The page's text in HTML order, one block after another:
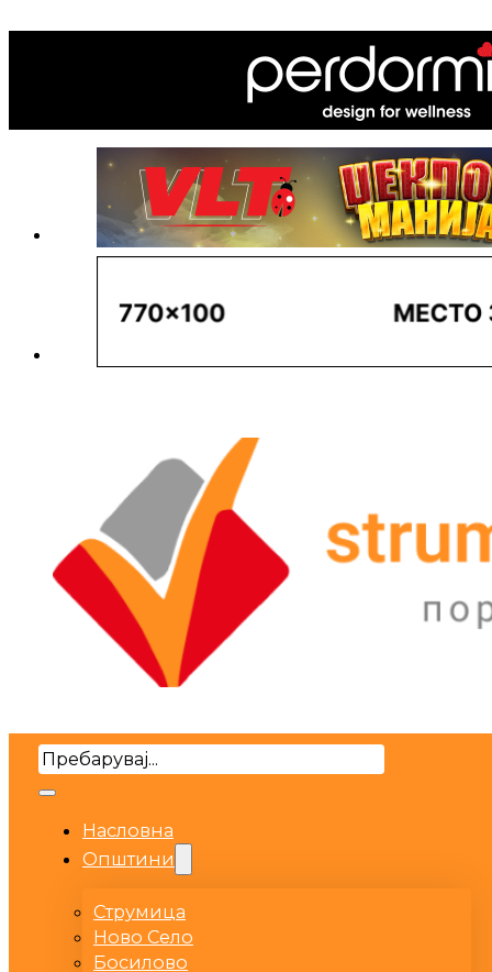
Search
Насловна
Општини
Струмица
Ново Село
Босилово